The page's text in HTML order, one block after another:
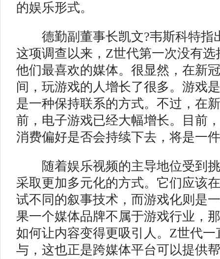
的娱乐形式。
德勤副董事长凯文?韦斯科特指
这项调查以来，Z世代第一次没有
他们最喜欢的媒体。很显然，在新
间，玩游戏的人增长了很多。游戏
是一种保持联系的方式。不过，在
前，电子游戏已经大幅增长。目前
消费偏好是否会持续下去，将是一
随着娱乐视频的主导地位受到挑
采取更加多元化的方式。它们应该
试不同的叙事技术，而游戏化则是
果一个媒体品牌不属于游戏行业，
如何让内容变得更吸引人。Z世代
与，这也正是跨媒体平台可以提供